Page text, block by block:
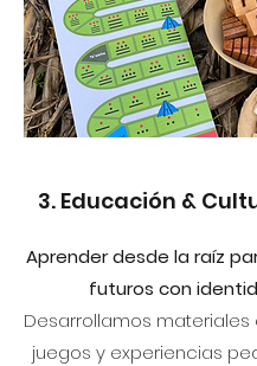
3. Educación &
Aprender desde la raíz
futuros con
Desarrollamos materiales
juegos y experiencias